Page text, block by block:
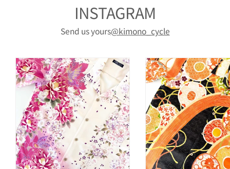
INSTAGRAM
Send us yours@kimono_cycle